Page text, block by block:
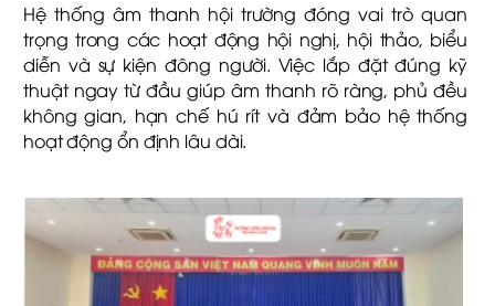
Hệ thống âm thanh hội trường đóng vai trò quan
trọng trong các hoạt động hội nghị, hội thảo, biểu
diễn và sự kiện đông người. Việc lắp đặt đúng kỹ
thuật ngay từ đầu giúp âm thanh rõ ràng, phủ đều
không gian, hạn chế hú rít và đảm bảo hệ thống
hoạt động ổn định lâu dài.